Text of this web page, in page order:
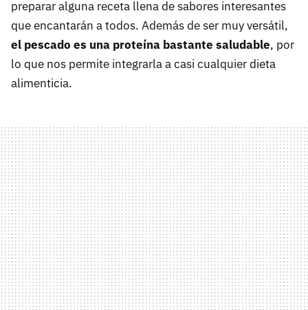
preparar alguna receta llena de sabores interesantes
que encantarán a todos. Además de ser muy versátil,
el pescado es una proteína bastante saludable, por
lo que nos permite integrarla a casi cualquier dieta
alimenticia.